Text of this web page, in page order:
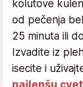
kolutove
od pečenja
25 minuta ili
Izvadite iz
isecite i